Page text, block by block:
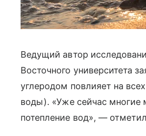
Ведущий автор
Восточного университета
углеродом повлияет на
воды). «Уже сейчас многие
потепление вод», —